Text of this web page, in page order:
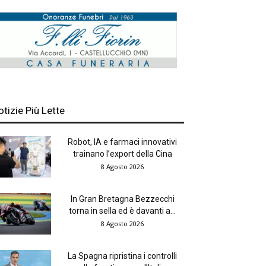
Più Lette
Robot, IA e farmaci innovativi
trainano l’export della Cina
8 Agosto 2026
In Gran Bretagna Bezzecchi
torna in sella ed è davanti a...
8 Agosto 2026
La Spagna ripristina i controlli